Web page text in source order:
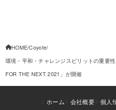
HOME Coyote
環境・平和・チャレンジスピリットの重要
FOR THE NEXT 2021」が開催
ホーム 会社概要 個人